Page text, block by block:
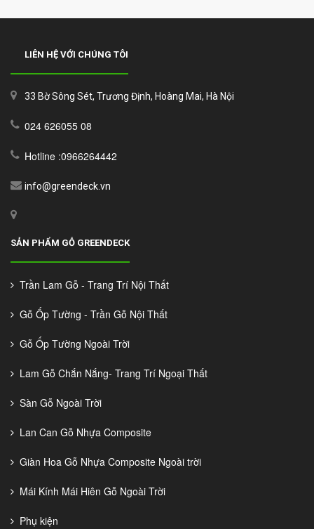
LIÊN HỆ VỚI CHÚNG TÔI
33 Bờ Sông Sét, Trương Định, Hoàng Mai, Hà Nội
024 626055 08
Hotline :0966264442
info@greendeck.vn
SẢN PHẨM GỖ GREENDECK
Trần Lam Gỗ - Trang Trí Nội Thất
Gỗ Ốp Tường - Trần Gỗ Nội Thất
Gỗ Ốp Tường Ngoài Trời
Lam Gỗ Chắn Nắng- Trang Trí Ngoại Thất
Sàn Gỗ Ngoài Trời
Lan Can Gỗ Nhựa Composite
Giàn Hoa Gỗ Nhựa Composite Ngoài trời
Mái Kính Mái Hiên Gỗ Ngoài Trời
Phụ kiện